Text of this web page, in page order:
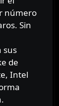
número
Sin
sus
de
Intel